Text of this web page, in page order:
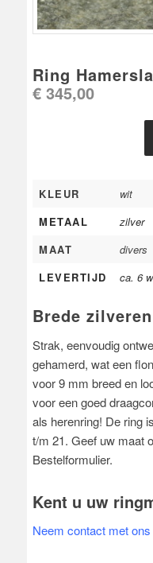
Ring
€ 345,00
KLEUR
wit
METAAL
zilver
MAAT
divers
LEVERTIJD
ca. 6
Brede
Strak, eenvoudig
gehamerd, wat een
voor 9 mm breed en
voor een goed
als herenring! De ring
t/m 21. Geef uw maat
Bestelformulier.
Kent u uw
Neem contact met ons